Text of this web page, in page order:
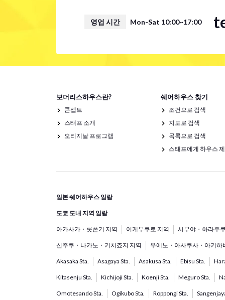
영업 시간 Mon-Sat 10:00~17:00
보더리스하우스란?
콘셉트
스태프 소개
오리지날 프로그램
쉐어하우스 찾기
조건으로 검색
지도로 검색
목록으로 검색
스태프에게 하우스
일본 쉐어하우스 일람
도쿄 도내 지역 일람
아카사카・롯폰기 지역 이케부쿠로 지역 시부야・하라주
신주쿠・나카노・키치죠지 지역 우에노・아사쿠사・아키하
Akasaka Sta. Asagaya Sta. Asakusa Sta. Ebisu Sta.
Kitasenju Sta. Kichijoji Sta. Koenji Sta. Meguro Sta.
Omotesando Sta. Ogikubo Sta. Roppongi Sta.